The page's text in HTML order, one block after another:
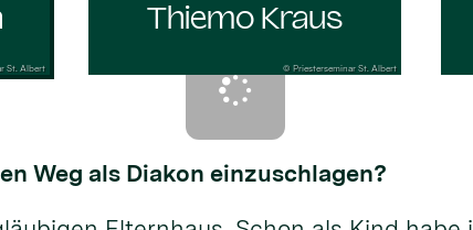
St. Albert
Weg als Diakon einzuschlagen?
Thiemo Kraus
© Priesterseminar St. Albert